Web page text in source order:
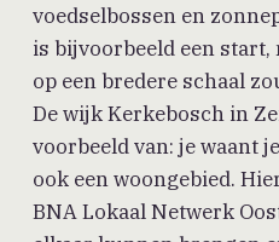
voedselbossen en
is bijvoorbeeld een
op een bredere schaal
De wijk Kerkebosch in
voorbeeld van: je waant
ook een woongebied.
BNA Lokaal Netwerk